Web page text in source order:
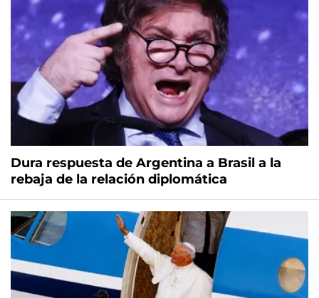
Dura respuesta de Argentina a Brasil a la
rebaja de la relación diplomática